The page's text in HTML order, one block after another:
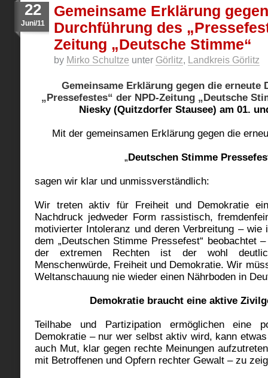
22
Juni/11
Gemeinsame Erklärung
Durchführung des
Zeitung „Deutsche Stimme“
by Mirko Schultze unter Görlitz, Landkreis Görlitz
Gemeinsame Erklärung gegen die erneute
„Pressefestes“ der NPD-Zeitung „Deutsche
Niesky (Quitzdorfer Stausee) am 01.
Mit der gemeinsamen Erklärung gegen die
„Deutschen Stimme
sagen wir klar und unmissverständlich:
Wir treten aktiv für Freiheit und Demokratie
Nachdruck jedweder Form rassistisch,
motivierter Intoleranz und deren Verbreitung – wie
dem „Deutschen Stimme Pressefest“ beobachtet
der extremen Rechten ist der wohl
Menschenwürde, Freiheit und Demokratie. Wir
Weltanschauung nie wieder einen Nährboden in
Demokratie braucht eine aktive
Teilhabe und Partizipation ermöglichen eine
Demokratie – nur wer selbst aktiv wird, kann
auch Mut, klar gegen rechte Meinungen
mit Betroffenen und Opfern rechter Gewalt – zu